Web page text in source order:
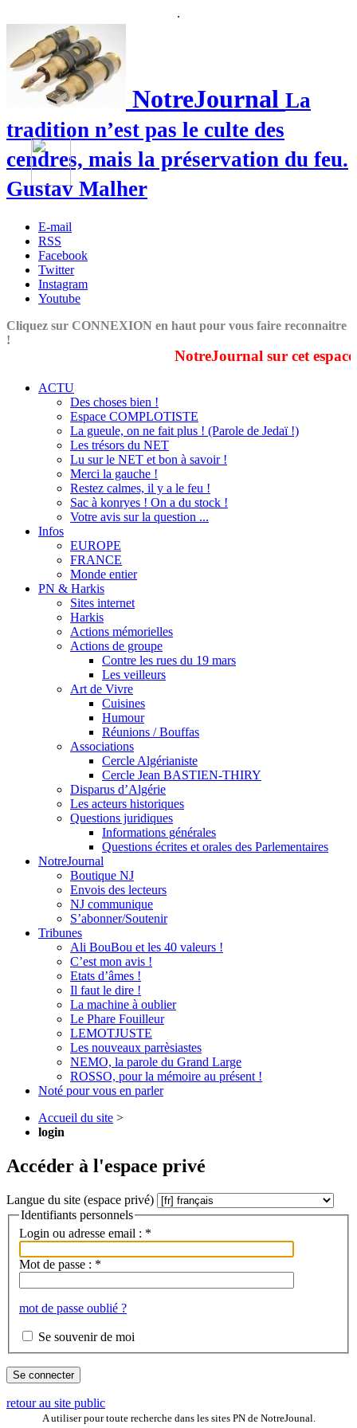
.
NotreJournal La
tradition n’est pas le culte des
cendres, mais la préservation du feu.
Gustav Malher
E-mail
RSS
Facebook
Twitter
Instagram
Youtube
Cliquez sur CONNEXION en haut pour vous faire reconnaitre
!
NotreJournal sur cet
ACTU
Des choses bien !
Espace COMPLOTISTE
La gueule, on ne fait plus ! (Parole de Jedaï !)
Les trésors du NET
Lu sur le NET et bon à savoir !
Merci la gauche !
Restez calmes, il y a le feu !
Sac à konryes ! On a du stock !
Votre avis sur la question ...
Infos
EUROPE
FRANCE
Monde entier
PN & Harkis
Sites internet
Harkis
Actions mémorielles
Actions de groupe
Contre les rues du 19 mars
Les veilleurs
Art de Vivre
Cuisines
Humour
Réunions / Bouffas
Associations
Cercle Algérianiste
Cercle Jean BASTIEN-THIRY
Disparus d’Algérie
Les acteurs historiques
Questions juridiques
Informations générales
Questions écrites et orales des Parlementaires
NotreJournal
Boutique NJ
Envois des lecteurs
NJ communique
S’abonner/Soutenir
Tribunes
Ali BouBou et les 40 valeurs !
C’est mon avis !
Etats d’âmes !
Il faut le dire !
La machine à oublier
Le Phare Fouilleur
LEMOTJUSTE
Les nouveaux parrèsiastes
NEMO, la parole du Grand Large
ROSSO, pour la mémoire au présent !
Noté pour vous en parler
Accueil du site >
login
Accéder à l'espace privé
Langue du site (espace privé)
Identifiants personnels
Login ou adresse email : *
Mot de passe : *
mot de passe oublié ?
Se souvenir de moi
retour au site public
A utiliser pour toute recherche dans les sites PN de NotreJounal.